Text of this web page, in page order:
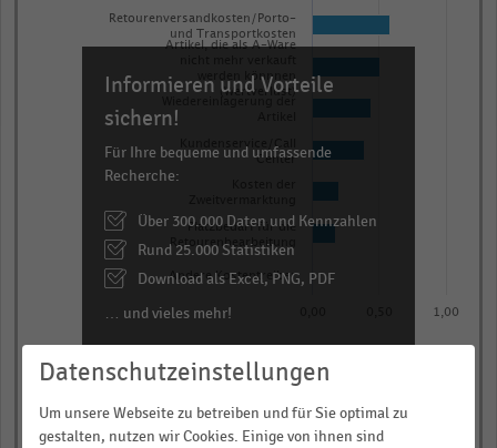
displaying
categories.
has
Retourenversandkosten/Porto-
und Transportkosten
Artikel, die als A-Ware
werden könnnen
(Wertverlust)
Kundenservice/Call
Center
Platzbedarf für die
Retourenbearbeitung
Andere Kostentreiber
1,00
© Handelsdaten 2026
End
of
Informieren und Vorteile
sichern!
Für Ihre bequeme und umfassende
Recherche:
Über 300.000 Daten und Kennzahlen
Rund 25.000 Statistiken
Download als Excel, PNG, PDF
… und vieles mehr!
JETZT INFORMIEREN
Datenschutzeinstellungen
Um unsere Webseite zu betreiben und für Sie optimal zu
gestalten, nutzen wir Cookies. Einige von ihnen sind